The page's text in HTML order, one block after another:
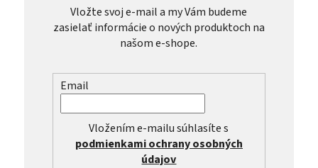
Vložte svoj e-mail a my Vám budeme
zasielať informácie o nových produktoch na
našom e-shope.
Email
Vložením e-mailu súhlasíte s
podmienkami ochrany osobných
údajov